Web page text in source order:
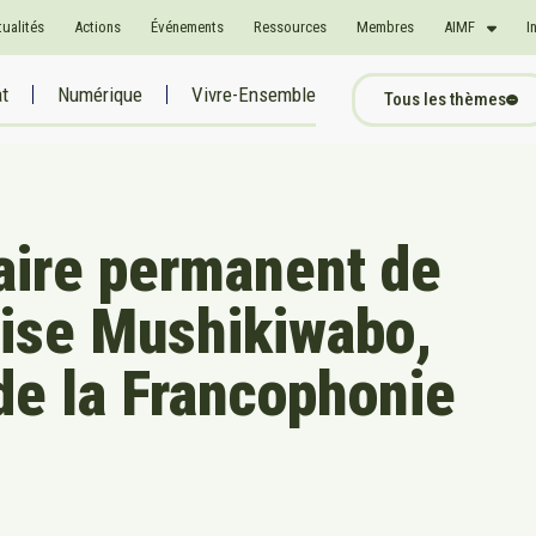
Actions Événements Ressources Membres AIMF
Numérique Vivre-Ensemble Tous les thèmes
permanent de
Mushikiwabo,
la Francophonie